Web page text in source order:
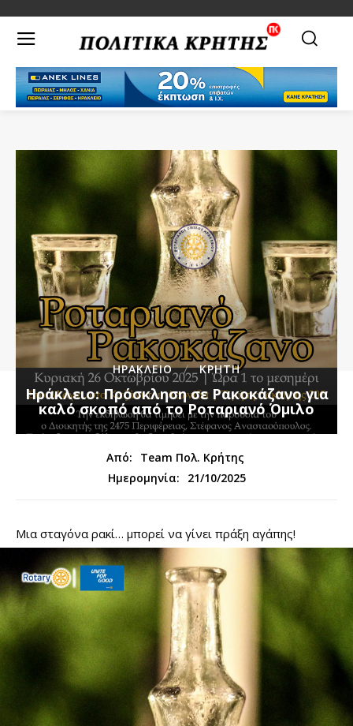
ΗΡΑΚΛΕΙΟ ΚΡΗΤΗ
Ηράκλειο: Πρόσκληση σε Ρακοκάζανο για
καλό σκοπό από το Ροταριανό Όμιλο
Από:
Team Πολ. Κρήτης
Ημερομηνία:
21/10/2025
Μια σταγόνα ρακί… μπορεί να γίνει πράξη αγάπης!